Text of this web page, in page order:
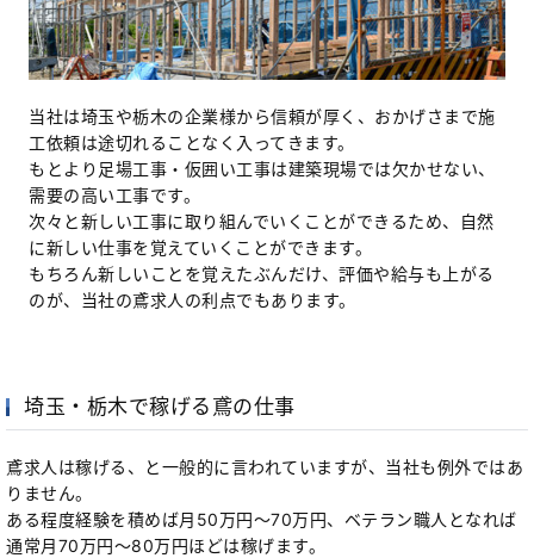
当社は埼玉や栃木の企業様から信頼が厚く、おかげさまで施
工依頼は途切れることなく入ってきます。
もとより足場工事・仮囲い工事は建築現場では欠かせない、
需要の高い工事です。
次々と新しい工事に取り組んでいくことができるため、自然
に新しい仕事を覚えていくことができます。
もちろん新しいことを覚えたぶんだけ、評価や給与も上がる
のが、当社の鳶求人の利点でもあります。
埼玉・栃木で稼げる鳶の仕事
鳶求人は稼げる、と一般的に言われていますが、当社も例外ではあ
りません。
ある程度経験を積めば月50万円～70万円、ベテラン職人となれば
通常月70万円～80万円ほどは稼げます。